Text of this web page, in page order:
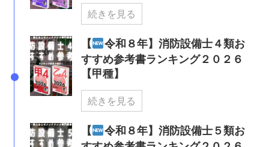
続きを見る
【
令和８年】消防設備士４類お
すすめ参考書ランキング２０２６
【甲種】
続きを見る
【
令和８年】消防設備士５類お